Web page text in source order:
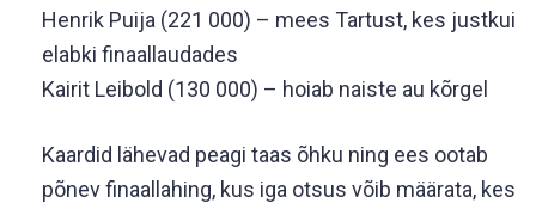
Henrik Puija (221 000) – mees Tartust, kes justkui
elabki finaallaudades
Kairit Leibold (130 000) – hoiab naiste au kõrgel
Kaardid lähevad peagi taas õhku ning ees ootab
põnev finaallahing, kus iga otsus võib määrata, kes